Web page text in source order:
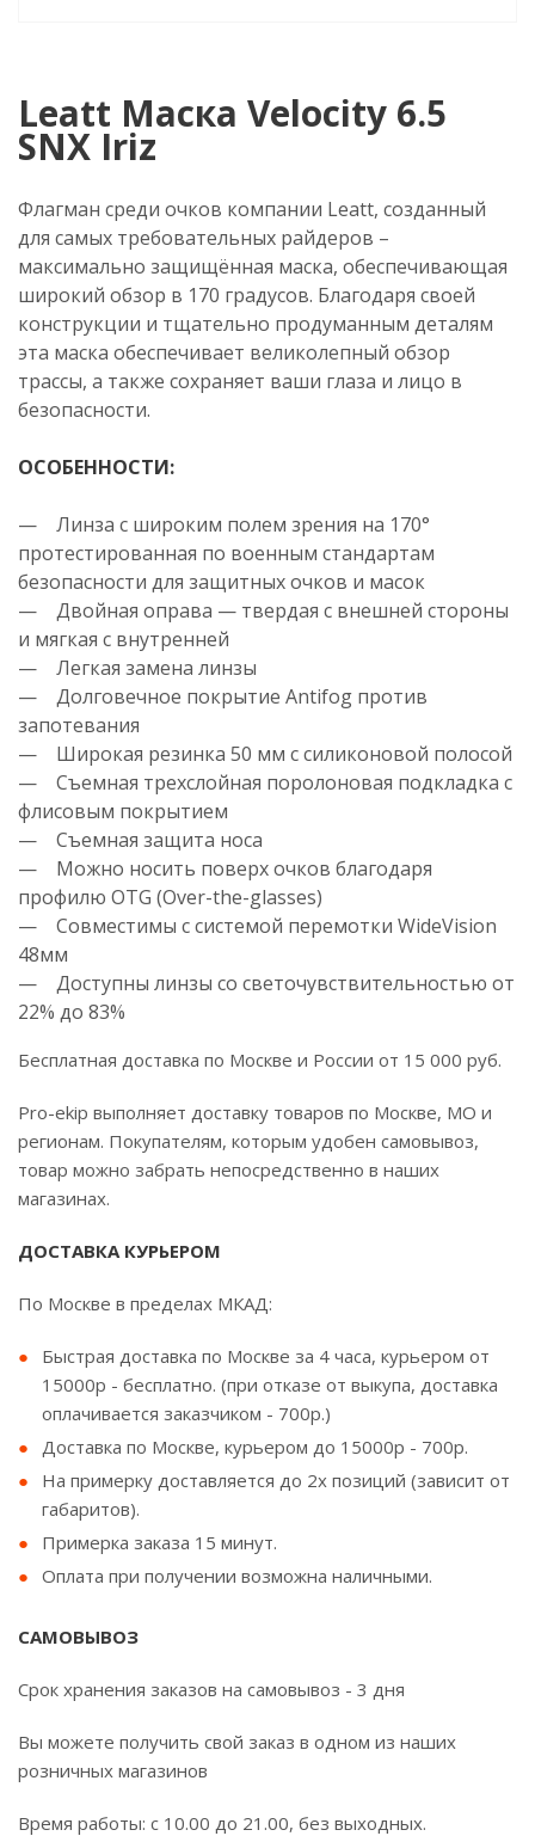
Leatt Маска Velocity 6.5
SNX Iriz
Флагман среди очков компании Leatt, созданный
для самых требовательных райдеров –
максимально защищённая маска, обеспечивающая
широкий обзор в 170 градусов. Благодаря своей
конструкции и тщательно продуманным деталям
эта маска обеспечивает великолепный обзор
трассы, а также сохраняет ваши глаза и лицо в
безопасности.
ОСОБЕННОСТИ:
— Линза с широким полем зрения на 170°
протестированная по военным стандартам
безопасности для защитных очков и масок
— Двойная оправа — твердая с внешней стороны
и мягкая с внутренней
— Легкая замена линзы
— Долговечное покрытие Antifog против
запотевания
— Широкая резинка 50 мм с силиконовой полосой
— Съемная трехслойная поролоновая подкладка с
флисовым покрытием
— Съемная защита носа
— Можно носить поверх очков благодаря
профилю OTG (Over-the-glasses)
— Совместимы с системой перемотки WideVision
48мм
— Доступны линзы со светочувствительностью от
22% до 83%
Бесплатная доставка по Москве и России от 15 000 руб.
Pro-ekip выполняет доставку товаров по Москве, МО и
регионам. Покупателям, которым удобен самовывоз,
товар можно забрать непосредственно в наших
магазинах.
ДОСТАВКА КУРЬЕРОМ
По Москве в пределах МКАД:
Быстрая доставка по Москве за 4 часа, курьером от
15000р - бесплатно. (при отказе от выкупа, доставка
оплачивается заказчиком - 700р.)
Доставка по Москве, курьером до 15000р - 700р.
На примерку доставляется до 2х позиций (зависит от
габаритов).
Примерка заказа 15 минут.
Оплата при получении возможна наличными.
САМОВЫВОЗ
Срок хранения заказов на самовывоз - 3 дня
Вы можете получить свой заказ в одном из наших
розничных магазинов
Время работы: с 10.00 до 21.00, без выходных.